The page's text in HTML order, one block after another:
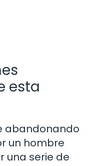
esta
abandonando
un hombre
una serie de